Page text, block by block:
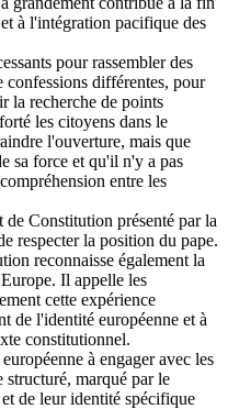
à l'intégration pacifique des
pour rassembler des
confessions différentes, pour
la recherche de points
les citoyens dans le
l'ouverture, mais que
sa force et qu'il n'y a pas
entre les
Constitution présenté par la
respecter la position du pape.
reconnaisse également la
Il appelle les
cette expérience
de l'identité européenne et à
constitutionnel.
à engager avec les
structuré, marqué par le
de leur identité spécifique